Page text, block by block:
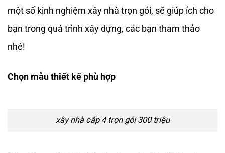
một số kinh nghiệm xây nhà trọn gói, sẽ giúp ích cho
bạn trong quá trình xây dựng, các bạn tham thảo
nhé!
Chọn mẫu thiết kế phù hợp
xây nhà cấp 4 trọn gói 300 triệu